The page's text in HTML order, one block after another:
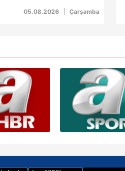
05.08.2026 Çarşamba